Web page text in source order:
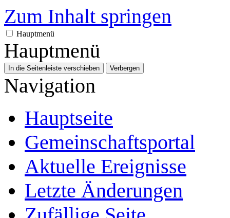
Zum Inhalt springen
Hauptmenü
Hauptmenü
In die Seitenleiste verschieben Verbergen
Navigation
Hauptseite
Gemeinschafts­portal
Aktuelle Ereignisse
Letzte Änderungen